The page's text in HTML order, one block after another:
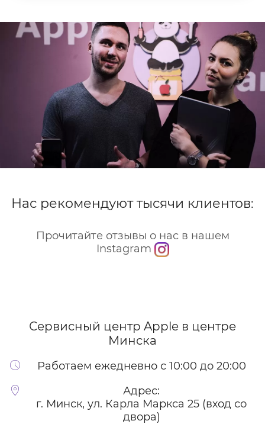
Нас рекомендуют тысячи клиентов:
Прочитайте отзывы о нас в нашем
Instagram
Сервисный центр Apple в центре
Минска
Работаем ежедневно с 10:00 до 20:00
Адрес:
г. Минск, ул. Карла Маркса 25 (вход со
двора)